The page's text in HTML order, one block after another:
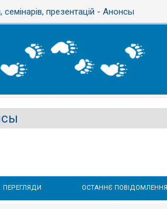
презентацій - Анонсы
ПЕРЕГЛЯДИ ОСТАННЄ ПОВІДОМЛЕННЯ